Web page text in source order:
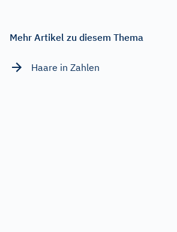
Mehr Artikel zu diesem Thema
Haare in Zahlen